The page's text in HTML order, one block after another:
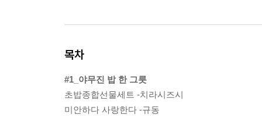
목차
#1_야무진 밥 한 그릇
초밥종합선물세트 -치라시즈시
미안하다 사랑한다 -규동